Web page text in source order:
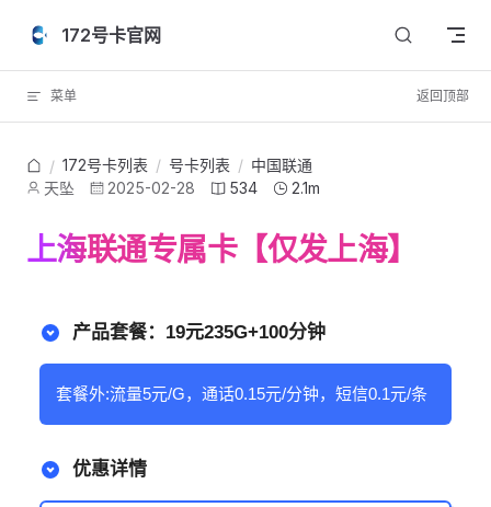
Skip to content
172号卡官网
菜单 返回顶部
/ 172号卡列表 / 号卡列表 / 中国联通
天坠
2025-02-28 534 2.1m
上海联通专属卡【仅发上海】
产品套餐：19元235G+100分钟
套餐外:流量5元/G，通话0.15元/分钟，短信0.1元/条
优惠详情